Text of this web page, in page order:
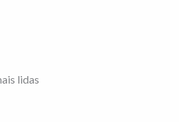
lidas